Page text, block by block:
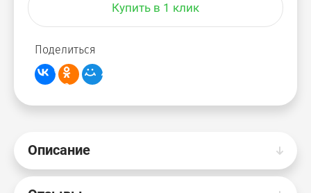
Купить в 1 клик
Поделиться
Описание